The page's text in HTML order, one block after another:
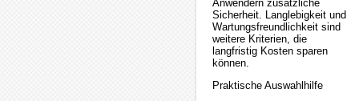
Anwendern zusätzliche
Sicherheit. Langlebigkeit und
Wartungsfreundlichkeit sind
weitere Kriterien, die
langfristig Kosten sparen
können.
Praktische Auswahlhilfe